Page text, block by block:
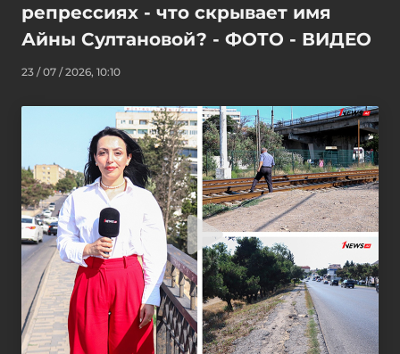
репрессиях - что скрывает имя
Айны Султановой? - ФОТО - ВИДЕО
23 / 07 / 2026, 10:10